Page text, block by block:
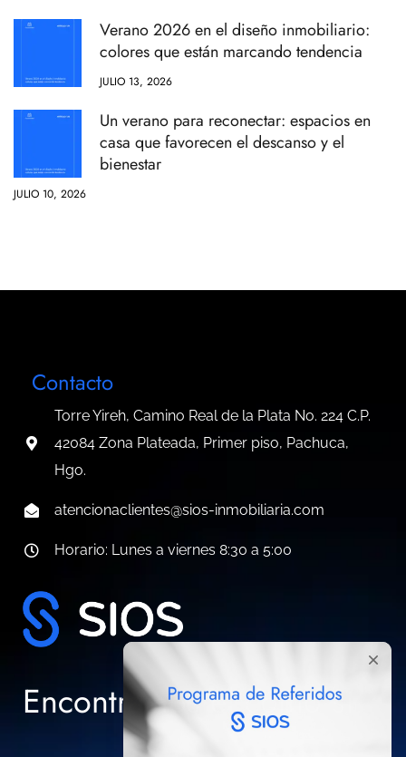
Verano 2026 en el diseño inmobiliario:
colores que están marcando tendencia
JULIO 13, 2026
Un verano para reconectar: espacios en
casa que favorecen el descanso y el
bienestar
JULIO 10, 2026
Contacto
Torre Yireh, Camino Real de la Plata No. 224 C.P.
42084 Zona Plateada, Primer piso, Pachuca,
Hgo.
atencionaclientes@sios-inmobiliaria.com
Horario: Lunes a viernes 8:30 a 5:00
Encontramos el cómo sí